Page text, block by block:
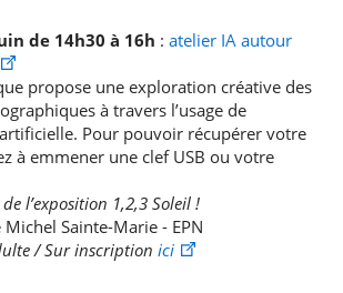
de 14h30 à 16h : atelier IA autour
propose une exploration créative des
à travers l’usage de
Pour pouvoir récupérer votre
à emmener une clef USB ou votre
l’exposition 1,2,3 Soleil !
Sainte-Marie - EPN
/ Sur inscription ici